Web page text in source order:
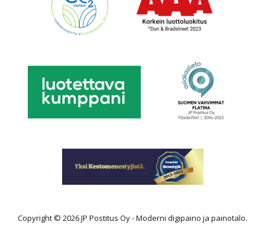
Copyright © 2026 JP Postitus Oy - Moderni digipaino ja painotalo.